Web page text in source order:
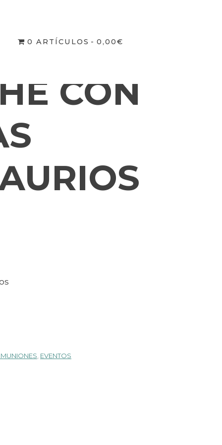
0 ARTÍCULOS 0,00€
CON 5 CERAS DINOSAURIOS
CON
EVENTOS